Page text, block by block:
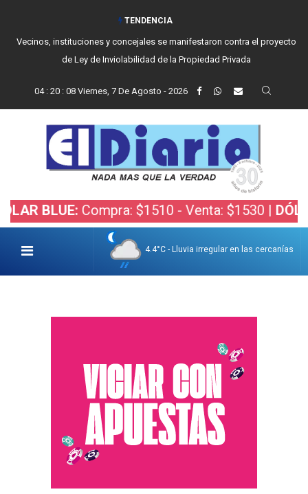
TENDENCIA
Vecinos, instituciones y concejales se manifestaron contra el proyecto
de Ley de Inviolabilidad de la Propiedad Privada
04: 20: 08 Viernes, 7 De Agosto - 2026
Compra: $1510 - Venta: $1530 |DÓLAR
4.4°C - Lluvia irregular en las cercanías